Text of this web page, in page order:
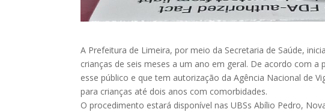
A Prefeitura de Limeira, por meio da Secretaria de Saúde,
crianças de seis meses a um ano em geral. De acordo com a
esse público e que tem autorização da Agência Nacional de
para crianças até dois anos com comorbidades.
O procedimento estará disponível nas UBSs Abílio Pedro,